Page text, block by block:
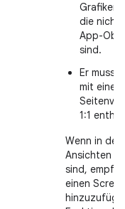
Grafiken
die nicht
App-
sind.
Er muss
mit einem
1:1
Wenn in
Ansichten
sind,
einen